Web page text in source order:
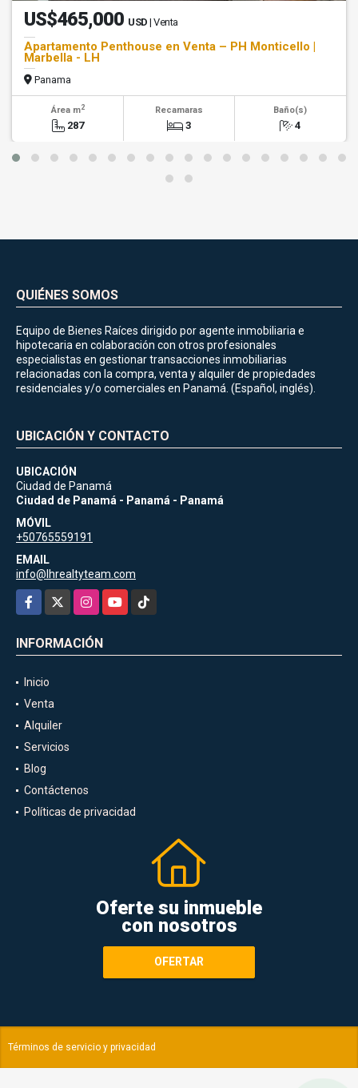
US$465,000 USD | Venta
Apartamento Penthouse en Venta – PH Monticello |
Marbella - LH
Panama
Área m2
287
Recamaras
3
Baño(s)
4
QUIÉNES SOMOS
Equipo de Bienes Raíces dirigido por agente inmobiliaria e
hipotecaria en colaboración con otros profesionales
especialistas en gestionar transacciones inmobiliarias
relacionadas con la compra, venta y alquiler de propiedades
residenciales y/o comerciales en Panamá. (Español, inglés).
UBICACIÓN
Ciudad de Panamá
Ciudad de Panamá - Panamá - Panamá
MÓVIL
+50765559191
EMAIL
info@lhrealtyteam.com
Facebook
X InstagramYouTube
TikTok
Inicio
Venta
Alquiler
Servicios
Blog
Contáctenos
Oferte su inmueble
con nosotros
OFERTAR
Términos de servicio y privacidad